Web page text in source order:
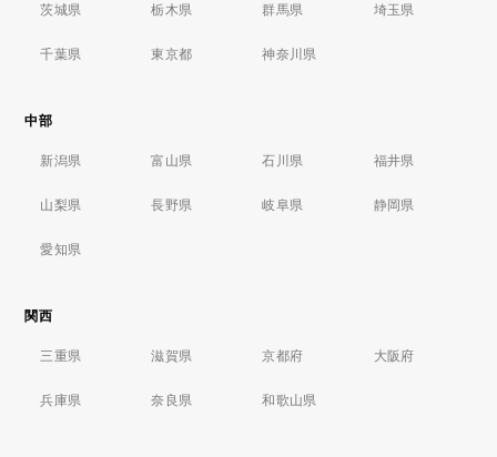
茨城県 栃木県 群馬県 埼玉県
千葉県 東京都 神奈川県
中部
新潟県 富山県 石川県 福井県
山梨県 長野県 岐阜県 静岡県
愛知県
関西
三重県 滋賀県 京都府 大阪府
兵庫県 奈良県 和歌山県